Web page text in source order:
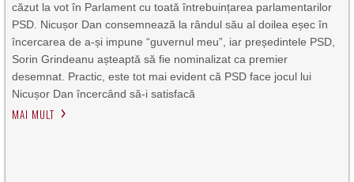
căzut la vot în Parlament cu toată întrebuințarea parlamentarilor
PSD. Nicușor Dan consemnează la rândul său al doilea eșec în
încercarea de a-și impune “guvernul meu”, iar președintele PSD,
Sorin Grindeanu așteaptă să fie nominalizat ca premier
desemnat. Practic, este tot mai evident că PSD face jocul lui
Nicușor Dan încercând să-i satisfacă
MAI MULT